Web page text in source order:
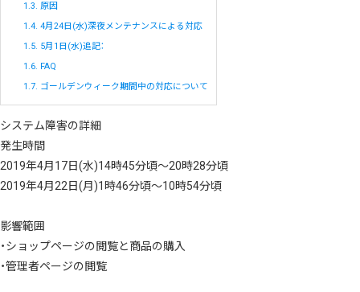
1.3. 原因
1.4. 4月24日(水)深夜メンテナンスによる対応
1.5. 5月1日(水)追記：
1.6. FAQ
1.7. ゴールデンウィーク期間中の対応について
システム障害の詳細
発生時間
2019年4月17日(水)14時45分頃～20時28分頃
2019年4月22日(月)1時46分頃～10時54分頃
影響範囲
・ショップページの閲覧と商品の購入
・管理者ページの閲覧